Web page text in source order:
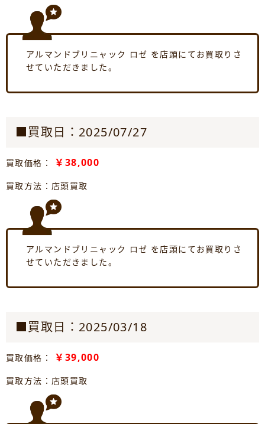
アルマンドブリニャック ロゼ を店頭にてお買取りさ
せていただきました。
■買取日：2025/07/27
買取価格： ￥38,000
買取方法：店頭買取
アルマンドブリニャック ロゼ を店頭にてお買取りさ
せていただきました。
■買取日：2025/03/18
買取価格： ￥39,000
買取方法：店頭買取